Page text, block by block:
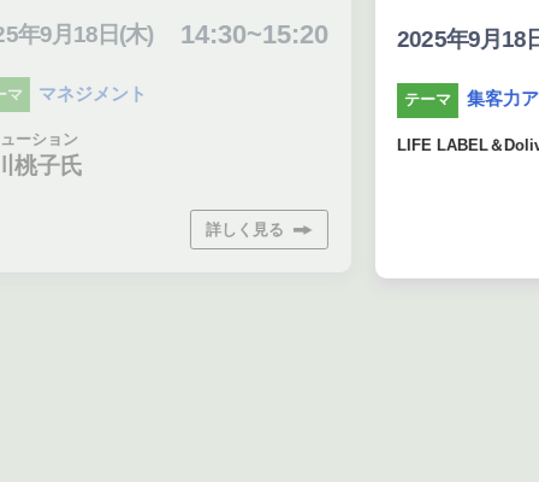
(木) 14:30~15:20
ント
2025年9月18日(木)
集客力アップ
LIFE LABEL＆Dolive